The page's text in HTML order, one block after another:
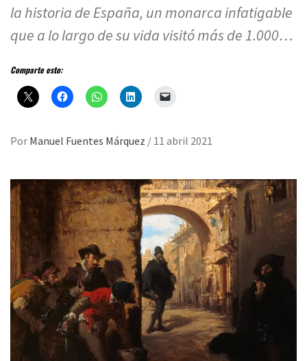
la historia de España, un monarca infatigable
que a lo largo de su vida visitó más de 1.000…
Comparte esto:
Por Manuel Fuentes Márquez / 11 abril 2021